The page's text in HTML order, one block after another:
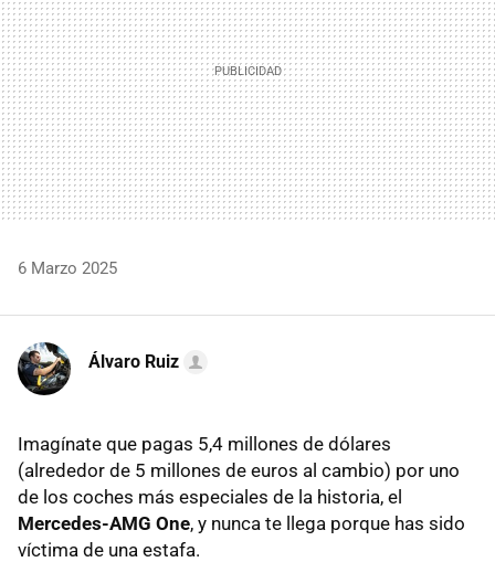
6 Marzo 2025
Álvaro Ruiz
Imagínate que pagas 5,4 millones de dólares
(alrededor de 5 millones de euros al cambio) por uno
de los coches más especiales de la historia, el
Mercedes-AMG One, y nunca te llega porque has sido
víctima de una estafa.